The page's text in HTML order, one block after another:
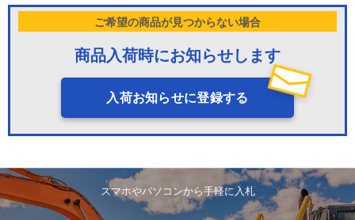
ご希望の商品が見つからない場合
商品入荷時にお知らせします
入荷お知らせに登録する
スマホやパソコンから手軽に入札